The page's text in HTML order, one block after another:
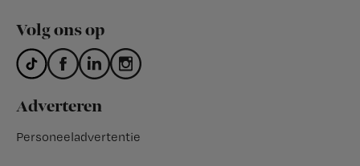
Volg ons op
Adverteren
Personeeladvertentie